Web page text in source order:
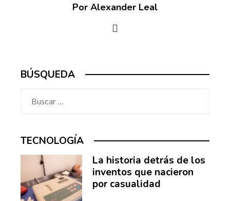
Por Alexander Leal
BÚSQUEDA
TECNOLOGÍA
La historia detrás de los
inventos que nacieron
por casualidad